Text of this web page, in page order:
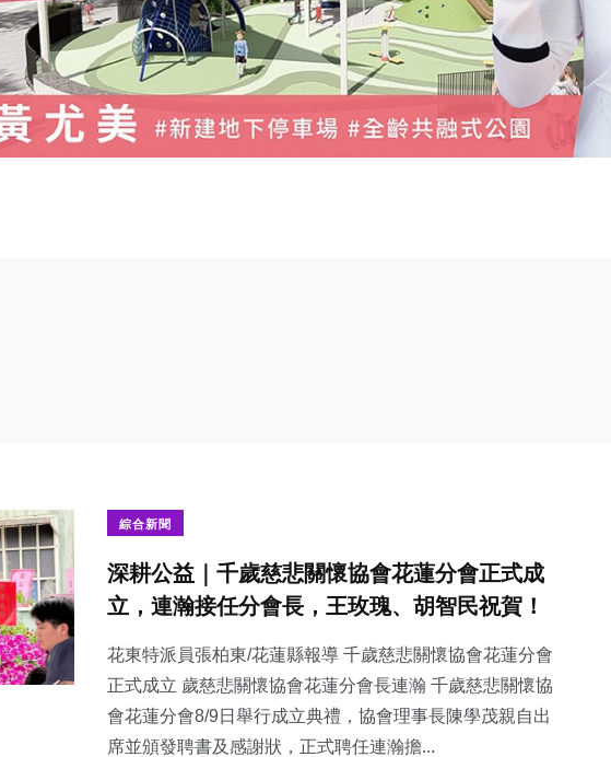
綜合新聞
深耕公益｜千歲慈悲關懷協會花蓮分會正式成
立，連瀚接任分會長，王玫瑰、胡智民祝賀！
花東特派員張柏東/花蓮縣報導 千歲慈悲關懷協會花蓮分會
正式成立 歲慈悲關懷協會花蓮分會長連瀚 千歲慈悲關懷協
會花蓮分會8/9日舉行成立典禮，協會理事長陳學茂親自出
席並頒發聘書及感謝狀，正式聘任連瀚擔...